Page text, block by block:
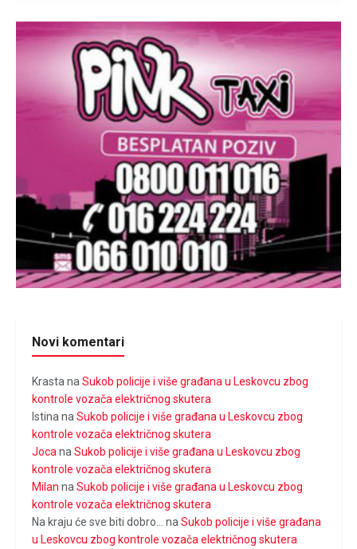
Novi komentari
KrastanaSukob policije i više građana u Leskovcu zbog
kontrole vozača električnog skutera
IstinanaSukob policije i više građana u Leskovcu zbog
kontrole vozača električnog skutera
JocanaSukob policije i više građana u Leskovcu zbog
kontrole vozača električnog skutera
Milan naSukob policije i više građana u Leskovcu zbog
kontrole vozača električnog skutera
Na kraju će sve biti dobro... naSukob policije i više građana
u Leskovcu zbog kontrole vozača električnog skutera